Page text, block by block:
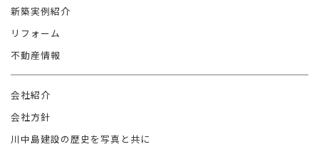
新築実例紹介
リフォーム
不動産情報
会社紹介
会社方針
川中島建設の歴史を写真と共に